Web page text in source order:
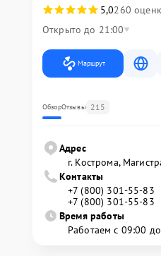
5,0260
Открыто до 21:00
Маршрут
ОбзорОтзывы 215
Адрес
г. Кострома,
Контакты
+7 (800) 301-55-83
+7 (800) 301-55-83
Время работы
Работаем с 09:00